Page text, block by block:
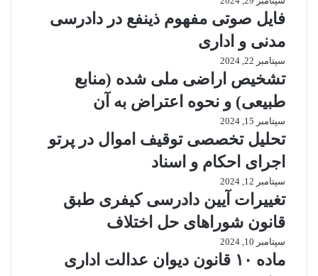
فایل صوتی مفهوم ذینفع در دادرسی
مدنی و اداری
سپتامبر 22, 2024
تشخیص اراضی ملی شده (منابع
طبیعی) و نحوه اعتراض به آن
سپتامبر 15, 2024
تحلیل تخصصی توقیف اموال در پرتو
اجرای احکام و اسناد
سپتامبر 12, 2024
تغییرات آیین دادرسی کیفری طبق
قانون شوراهای حل اختلاف
سپتامبر 10, 2024
ماده ۱۰ قانون دیوان عدالت اداری